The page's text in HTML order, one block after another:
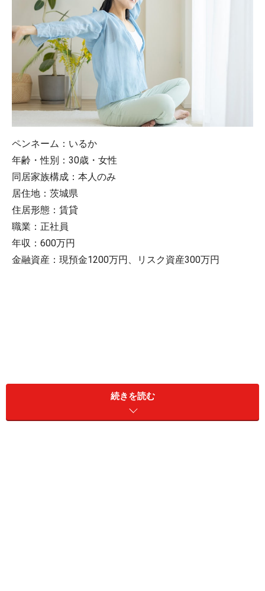
ペンネーム：いるか
年齢・性別：30歳・女性
同居家族構成：本人のみ
居住地：茨城県
住居形態：賃貸
職業：正社員
年収：600万円
金融資産：現預金1200万円、リスク資産300万円
続きを読む